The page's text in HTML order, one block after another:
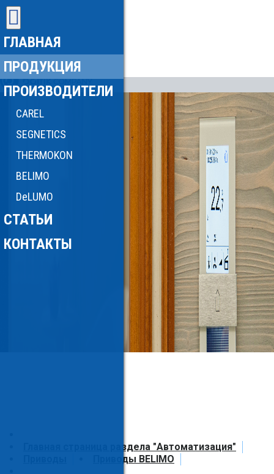
ГЛАВНАЯ
ПРОДУКЦИЯ
ПРОИЗВОДИТЕЛИ
CAREL
SEGNETICS
THERMOKON
BELIMO
DeLUMO
СТАТЬИ
КОНТАКТЫ
Главная страница раздела "Автоматизация"
Приводы BELIMO